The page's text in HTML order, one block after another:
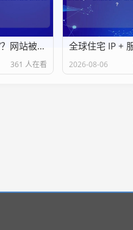
机房IP“背锅”？网站被屏蔽背后的技术真相与解决方案
361 人在看 2026-08-06